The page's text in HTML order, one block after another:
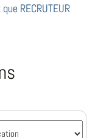
RECRUTEUR